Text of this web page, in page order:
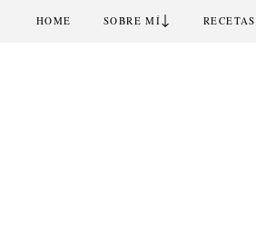
HOME SOBRE MÍ↓ RECETAS